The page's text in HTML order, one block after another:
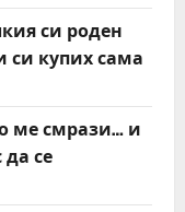
си роден
си купих сама
ме смрази… и
се